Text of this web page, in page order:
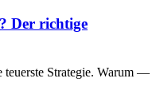
Der richtige
teuerste Strategie. Warum —